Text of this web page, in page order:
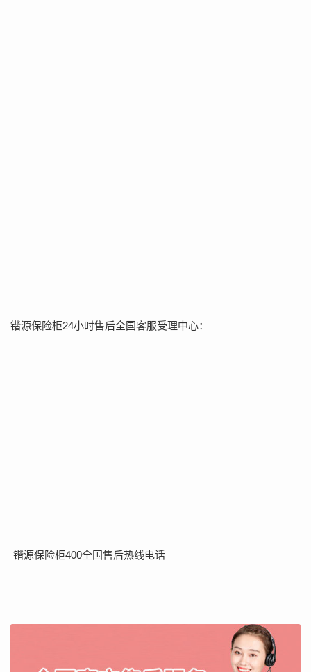
锴源保险柜24小时售后全国客服受理中心：
锴源保险柜400全国售后热线电话